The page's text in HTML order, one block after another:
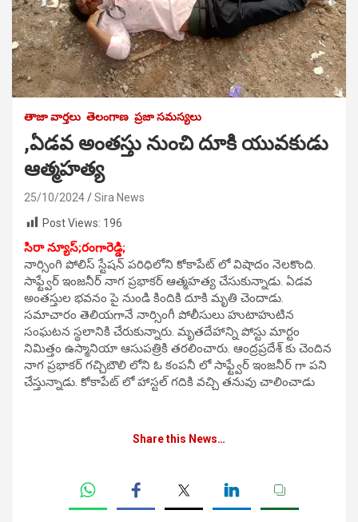
తాజా వార్తలు తెలంగాణ ప్రజా సమస్యలు
,ఏడవ అంతస్తు నుంచి దూకి యువకుడు
ఆత్మహత్య
25/10/2024
Sira News
Post Views: 196
సిరా న్యూస్;రంగారెడ్డి;
నార్సింగి పోలిస్ స్టేషన్ పరిధిలోని కోకాపేట్ లో విషాదం నెలకొంది.
సాఫ్ట్వేర్ ఇంజనీర్ నాగ ప్రభాకర్ ఆత్మహత్య చేసుకున్నాడు. ఏడవ
అంతస్తుల భవనం పై నుండి కిందికి దూకి మృతి చెందాడు.
సమాచారం తెలియగానే నార్సింగీ పోలీసులు హుటాహుటిన
సంఘటన స్థలానికి చేరుకున్నారు. మృతదేహాన్ని పోస్టు మార్టం
నిమిత్తం ఉస్మానియా ఆసుపత్రికి తరలించారు. ఆంద్రప్రదేశ్ కు చెందిన
నాగ ప్రభాకర్ గచ్చిబౌలి లోని ఓ కంపనీ లో సాఫ్ట్వేర్ ఇంజనీర్ గా పని
చేస్తున్నాడు. కోకాపేట్ లో హాస్టల్ గదికి వచ్చి తనువు చాలించాడు
Share this News…